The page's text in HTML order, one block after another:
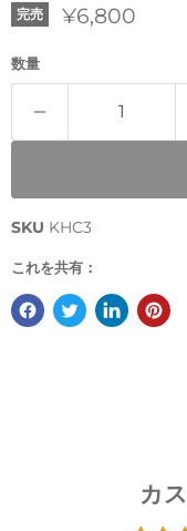
完売 現在の価格
¥6,800
数量
SKU KHC3
これを共有：
カ